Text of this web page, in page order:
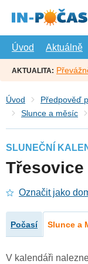
hlavní
Úvod
Aktuálně
AKTUALITA:
Úvod Předpověď
Slunce a měsíc
SLUNEČNÍ
Třesovice
Označit jako
Počasí Slunce a
V kalendáři